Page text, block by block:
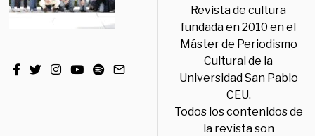
Revista de cultura
fundada en 2010 en el
Máster de Periodismo
Cultural de la
Universidad San Pablo
CEU.
Todos los contenidos de
la revista son